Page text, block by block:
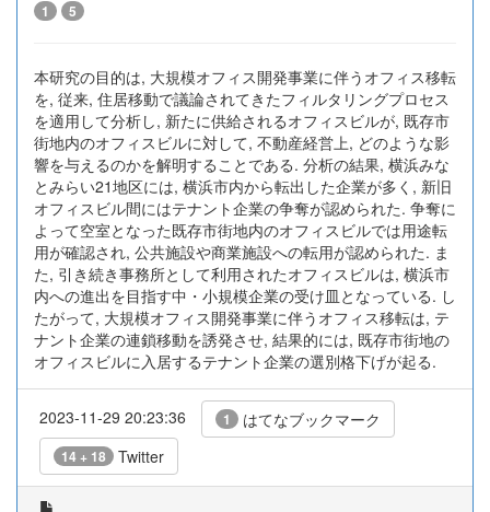
1 5
本研究の目的は, 大規模オフィス開発事業に伴うオフィス移転
を, 従来, 住居移動で議論されてきたフィルタリングプロセス
を適用して分析し, 新たに供給されるオフィスビルが, 既存市
街地内のオフィスビルに対して, 不動産経営上, どのような影
響を与えるのかを解明することである. 分析の結果, 横浜みな
とみらい21地区には, 横浜市内から転出した企業が多く, 新旧
オフィスビル間にはテナント企業の争奪が認められた. 争奪に
よって空室となった既存市街地内のオフィスビルでは用途転
用が確認され, 公共施設や商業施設への転用が認められた. ま
た, 引き続き事務所として利用されたオフィスビルは, 横浜市
内への進出を目指す中・小規模企業の受け皿となっている. し
たがって, 大規模オフィス開発事業に伴うオフィス移転は, テ
ナント企業の連鎖移動を誘発させ, 結果的には, 既存市街地の
オフィスビルに入居するテナント企業の選別格下げが起る.
2023-11-29 20:23:36 1 はてなブックマーク
14 + 18 Twitter